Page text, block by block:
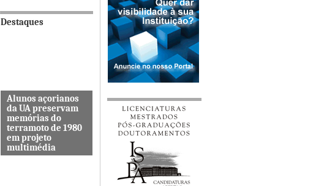
Destaques
Alunos açorianos
da UA preservam
memórias do
terramoto de 1980
em projeto
multimédia